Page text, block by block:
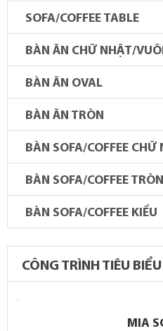
SOFA/COFFEE TABLE
BÀN ĂN CHỮ NHẬT/
BÀN ĂN OVAL
BÀN ĂN TRÒN
BÀN SOFA/COFFEE CHỮ
BÀN SOFA/COFFEE TRÒN
BÀN SOFA/COFFEE KIỂU
CÔNG TRÌNH TIÊU BIỂU
MIA